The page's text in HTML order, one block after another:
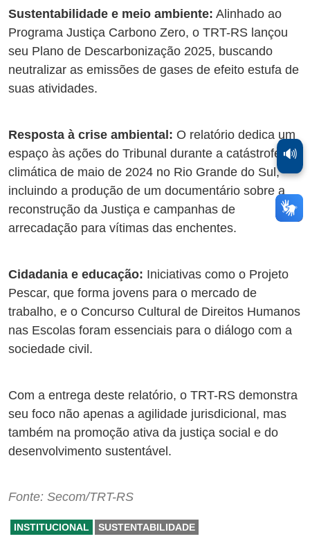
Sustentabilidade e meio ambiente: Alinhado ao
Programa Justiça Carbono Zero, o TRT-RS lançou
seu Plano de Descarbonização 2025, buscando
neutralizar as emissões de gases de efeito estufa de
suas atividades.
Resposta à crise ambiental: O relatório dedica um
espaço às ações do Tribunal durante a catástrofe
climática de maio de 2024 no Rio Grande do Sul,
incluindo a produção de um documentário sobre a
reconstrução da Justiça e campanhas de
arrecadação para vítimas das enchentes.
Cidadania e educação: Iniciativas como o Projeto
Pescar, que forma jovens para o mercado de
trabalho, e o Concurso Cultural de Direitos Humanos
nas Escolas foram essenciais para o diálogo com a
sociedade civil.
Com a entrega deste relatório, o TRT-RS demonstra
seu foco não apenas a agilidade jurisdicional, mas
também na promoção ativa da justiça social e do
desenvolvimento sustentável.
Fonte: Secom/TRT-RS
INSTITUCIONAL SUSTENTABILIDADE
🔊